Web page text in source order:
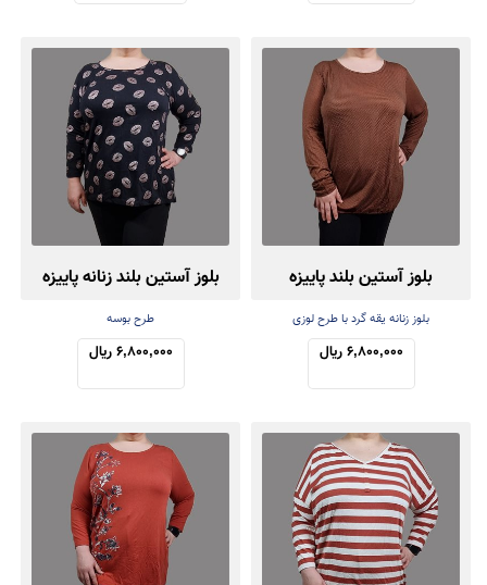
بلوز آستین بلند پاییزه
بلوز زنانه یقه گرد با طرح لوزی
6,800,000 ریال
بلوز آستین بلند زنانه پاییزه
طرح بوسه
6,800,000 ریال